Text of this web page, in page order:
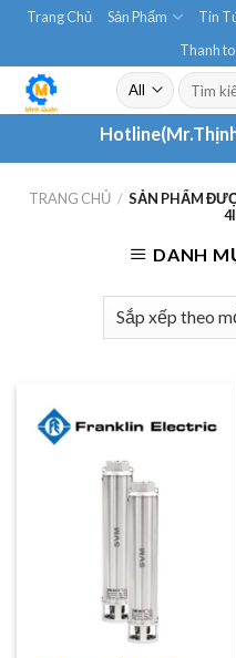
Skip
content
Trang Chủ Sản Phẩm Tin
Thanh
Tìm
kiếm:
TRANG CHỦ / SẢN PHẨM
DANH